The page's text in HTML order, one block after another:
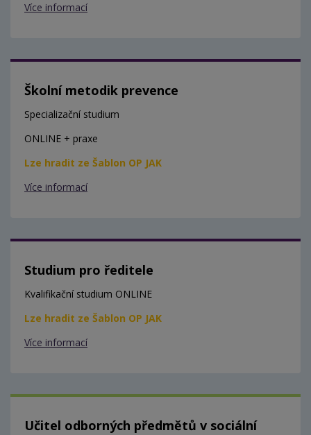
Více informací
Školní metodik prevence
Specializační studium
ONLINE + praxe
Lze hradit ze Šablon OP JAK
Více informací
Studium pro ředitele
Kvalifikační studium ONLINE
Lze hradit ze Šablon OP JAK
Více informací
Učitel odborných předmětů v sociální